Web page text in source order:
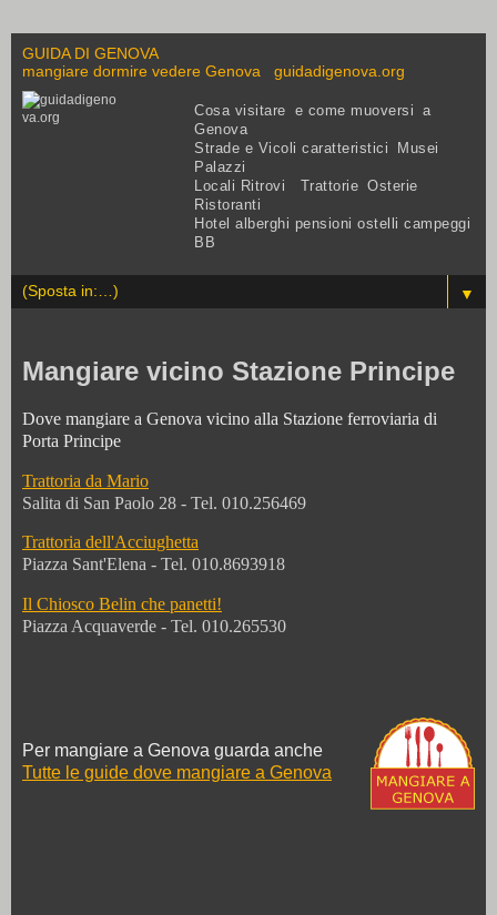
GUIDA DI GENOVA
mangiare dormire vedere Genova guidadigenova.org
Cosa visitare e come muoversi a
Genova
Strade e Vicoli caratteristici Musei
Palazzi
Locali Ritrovi Trattorie Osterie
Ristoranti
Hotel alberghi pensioni ostelli campeggi
BB
▼
Mangiare vicino Stazione Principe
Dove mangiare a Genova vicino alla Stazione ferroviaria di
Porta Principe
Trattoria da Mario
Salita di San Paolo 28 - Tel. 010.256469
Trattoria dell'Acciughetta
Piazza Sant'Elena - Tel. 010.8693918
Il Chiosco Belin che panetti!
Piazza Acquaverde - Tel. 010.265530
Per mangiare a Genova guarda anche
Tutte le guide dove mangiare a Genova